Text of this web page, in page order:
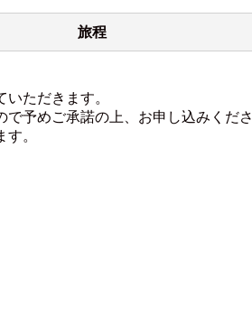
旅程
ただきます。
予めご承諾の上、お申し込みくだ
。